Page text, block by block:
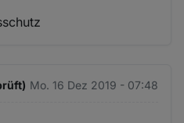
Mo. 16 Dez 2019 - 07:48